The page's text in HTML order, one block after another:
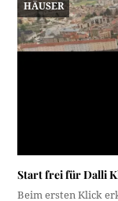
HÄUSER
Start frei für Dalli
Beim ersten Klick